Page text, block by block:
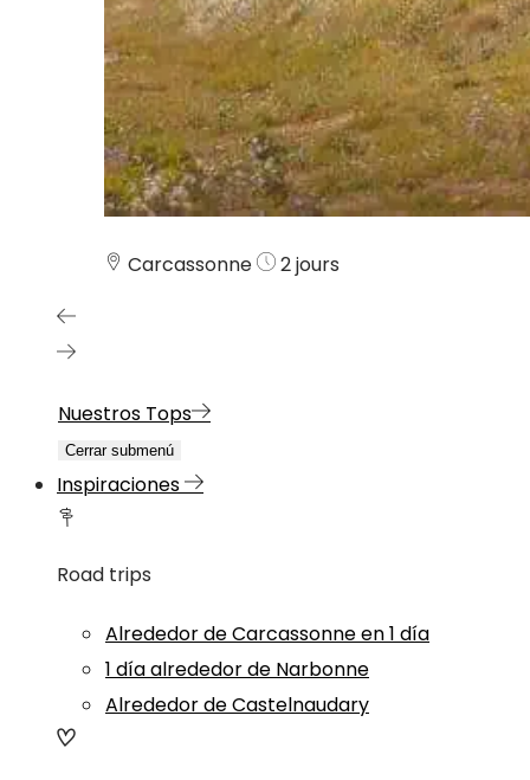
Carcassonne 2 jours
Nuestros Tops
Cerrar submenú
Inspiraciones
Road trips
Alrededor de Carcassonne en 1 día
1 día alrededor de Narbonne
Alrededor de Castelnaudary